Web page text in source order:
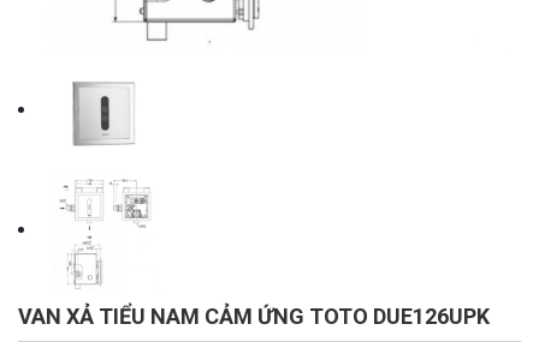
VAN XẢ TIỂU NAM CẢM ỨNG TOTO DUE126UPK